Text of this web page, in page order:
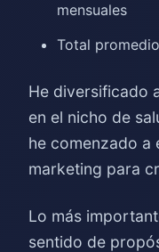
mensuales
Total
He diversificado
en el nicho de
he comenzado a
marketing para
Lo más
sentido de